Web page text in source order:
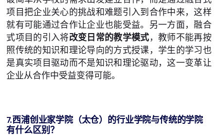
项目把企业关心的挑战和难题引入到合作中来，这样
就有可能通过合作让企业也能受益。另一方面，融合
式项目的引入将改变日常的教学模式，教师不能再按
照传统的知识和理论导向的方式授课，学生的学习也
是真实项目驱动而不是知识和理论驱动，这一变革让
企业从合作中受益变得可能。
7.西浦创业家学院（太仓）的行业学院与传统的学院
有什么区别？